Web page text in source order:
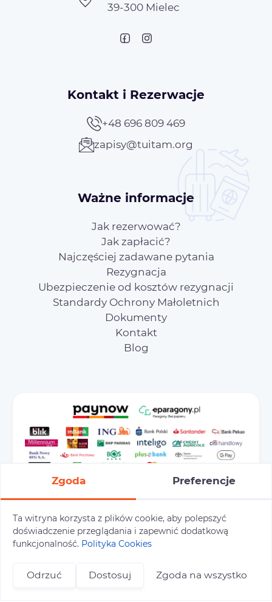
39-300 Mielec
Kontakt i Rezerwacje
+48 696 809 469
zapisy@tuitam.org
Ważne informacje
Jak rezerwować?
Jak zapłacić?
Najczęściej zadawane pytania
Rezygnacja
Ubezpieczenie od kosztów rezygnacji
Standardy Ochrony Małoletnich
Dokumenty
Kontakt
Blog
Preferencje cookies Polityka prywatności
Polityka cookies
Zgoda Preferencje
Ta witryna korzysta z plików cookie, aby polepszyć
doświadczenie przeglądania i zapewnić dodatkową
funkcjonalność. Polityka Cookies
Odrzuć Dostosuj Zgoda na wszystko